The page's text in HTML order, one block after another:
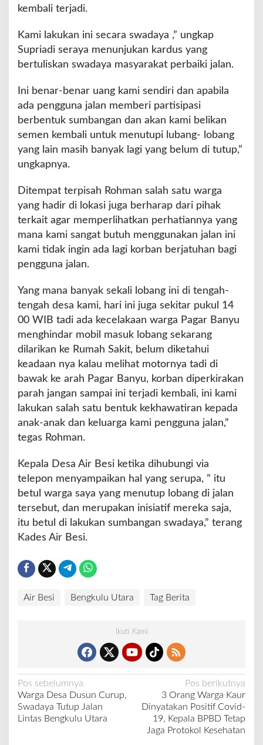
kembali terjadi.
Kami lakukan ini secara swadaya ,” ungkap
Supriadi seraya menunjukan kardus yang
bertuliskan swadaya masyarakat perbaiki jalan.
Ini benar-benar uang kami sendiri dan apabila
ada pengguna jalan memberi partisipasi
berbentuk sumbangan dan akan kami belikan
semen kembali untuk menutupi lubang- lobang
yang lain masih banyak lagi yang belum di tutup,”
ungkapnya.
Ditempat terpisah Rohman salah satu warga
yang hadir di lokasi juga berharap dari pihak
terkait agar memperlihatkan perhatiannya yang
mana kami sangat butuh menggunakan jalan ini
kami tidak ingin ada lagi korban berjatuhan bagi
pengguna jalan.
Yang mana banyak sekali lobang ini di tengah-
tengah desa kami, hari ini juga sekitar pukul 14
00 WIB tadi ada kecelakaan warga Pagar Banyu
menghindar mobil masuk lobang sekarang
dilarikan ke Rumah Sakit, belum diketahui
keadaan nya kalau melihat motornya tadi di
bawak ke arah Pagar Banyu, korban diperkirakan
parah jangan sampai ini terjadi kembali, ini kami
lakukan salah satu bentuk kekhawatiran kepada
anak-anak dan keluarga kami pengguna jalan,”
tegas Rohman.
Kepala Desa Air Besi ketika dihubungi via
telepon menyampaikan hal yang serupa, ” itu
betul warga saya yang menutup lobang di jalan
tersebut, dan merupakan inisiatif mereka saja,
itu betul di lakukan sumbangan swadaya,” terang
Kades Air Besi.
Air Besi Bengkulu Utara Tag Berita
Ikuti Kami
N
a
v
Pos sebelumnya
Warga Desa Dusun Curup,
Swadaya Tutup Jalan
Lintas Bengkulu Utara
Pos berikutnya
3 Orang Warga Kaur
Dinyatakan Positif Covid-
19, Kepala BPBD Tetap
Jaga Protokol Kesehatan